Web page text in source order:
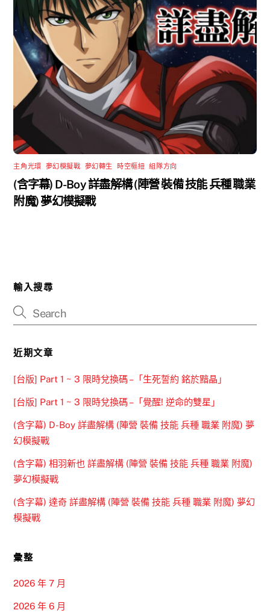
主角光環 夢幻模擬戰 夢幻轉生 時空樞紐 ,組隊方向
(含字幕) D-Boy 詳盡解構 (陣營 裝備 技能 兵種 職業
附魔) 夢幻模擬戰
輸入搜尋
近期文章
[台版] Part 1 ~ 3 限時兌換碼 –「生死誓約 銘於黯晶」
[台版] Part 1 ~ 3 限時兌換碼 –「覺醒! 逆命的雙星」
(含字幕) D-Boy 詳盡解構 (陣營 裝備 技能 兵種 職業 附魔) 夢
幻模擬戰
(含字幕) 相羽新也 詳盡解構 (陣營 裝備 技能 兵種 職業 附魔)
夢幻模擬戰
(含字幕) 達奇 詳盡解構 (陣營 裝備 技能 兵種 職業 附魔) 夢幻
模擬戰
彙整
2026 年 7 月
2026 年 6 月